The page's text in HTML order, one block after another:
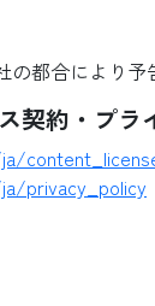
都合により
契約・プラ
privacy_policy